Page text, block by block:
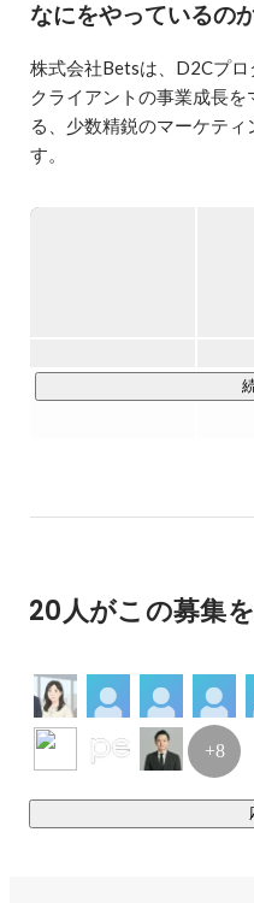
なにをやっているの
株式会社Betsは、D2Cプ
クライアントの事業成長
る、少数精鋭のマーケテ
す。
▼Betsの由来
とが当たり前の存在にな
値を、もっと自然に、もっ
▼Betsの支援実績例
年商数億円〜数千億円規模
ィング戦略の立案から実
20人がこの募集
+8